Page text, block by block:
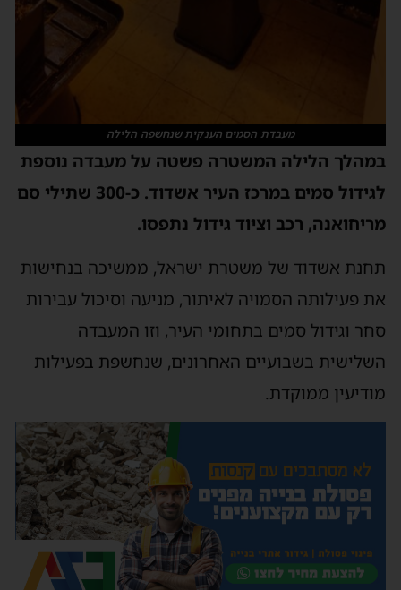
מעבדת הסמים הענקית שנחשפה הלילה
במהלך הלילה המשטרה פשטה על מעבדה נוספת
לגידול סמים במרכז העיר אשדוד. כ-300 שתילי סם
מריחואנה, רכב וציוד גידול נתפסו.
תחנת אשדוד של משטרת ישראל, ממשיכה בנחישות
את פעילותה הסמויה לאיתור, מניעה וסיכול עבירות
סחר וגידול סמים בתחומי העיר, וזו המעבדה
השלישית בשבועיים האחרונים, שנחשפת בפעילות
מודיעין ממוקדת.